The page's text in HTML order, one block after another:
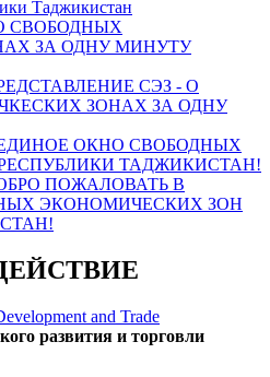
СВОБОДНЫХ
ЗА ОДНУ МИНУТУ
ОКНО СВОБОДНЫХ
ТАДЖИКИСТАН!
развития и торговли